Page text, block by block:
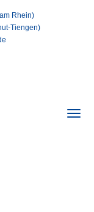
Rhein)
Tiengen)